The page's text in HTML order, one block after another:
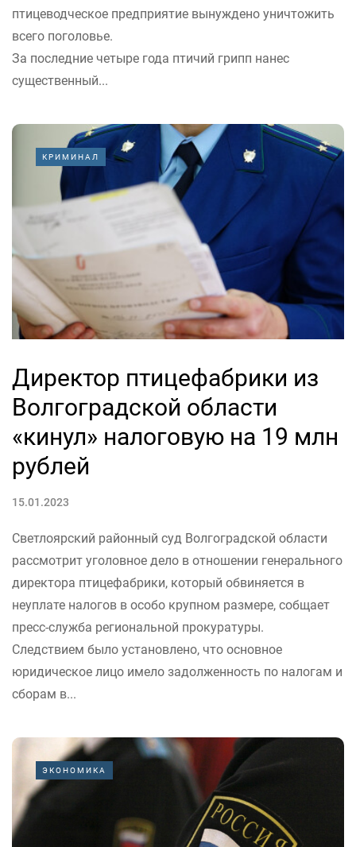
птицеводческое предприятие вынуждено уничтожить
всего поголовье.
За последние четыре года птичий грипп нанес
существенный...
КРИМИНАЛ
Директор птицефабрики из
Волгоградской области
«кинул» налоговую на 19 млн
рублей
15.01.2023
Светлоярский районный суд Волгоградской области
рассмотрит уголовное дело в отношении генерального
директора птицефабрики, который обвиняется в
неуплате налогов в особо крупном размере, собщает
пресс-служба региональной прокуратуры.
Следствием было установлено, что основное
юридическое лицо имело задолженность по налогам и
сборам в...
ЭКОНОМИКА